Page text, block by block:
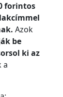
forintos
Azok
be
ki az
a